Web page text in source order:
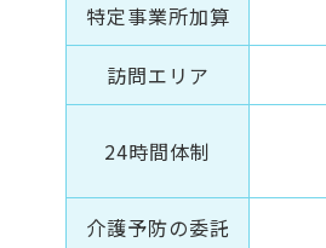
特定事業所加算
訪問エリア
24時間体制
介護予防の委託